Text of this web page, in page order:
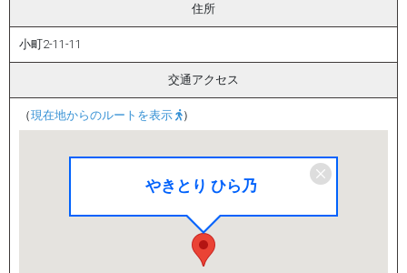
住所
小町2-11-11
交通アクセス
（現在地からのルートを表示 ）
やきとり ひら乃